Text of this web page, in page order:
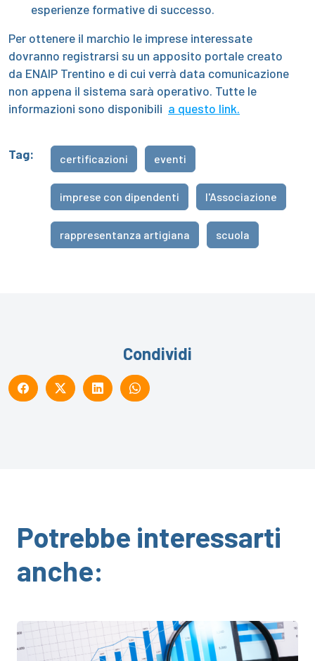
esperienze formative di successo.
Per ottenere il marchio le imprese interessate
dovranno registrarsi su un apposito portale creato
da ENAIP Trentino e di cui verrà data comunicazione
non appena il sistema sarà operativo. Tutte le
informazioni sono disponibili a questo link.
Tag: certificazioni eventi
imprese con dipendenti l'Associazione
rappresentanza artigiana scuola
Condividi
Potrebbe interessarti
anche: